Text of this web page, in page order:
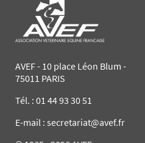
AVEF - 10 place Léon Blum -
75011 PARIS
Tél. : 01 44 93 30 51
E-mail : secretariat@avef.fr